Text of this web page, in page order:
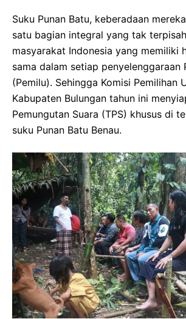
Suku Punan Batu, keberadaan
satu bagian integral yang tak
masyarakat Indonesia yang memiliki
sama dalam setiap penyelenggaraan
(Pemilu). Sehingga Komisi Pemilihan
Kabupaten Bulungan tahun ini
Pemungutan Suara (TPS) khusus di
suku Punan Batu Benau.